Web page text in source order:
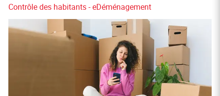
Contrôle des habitants - eDéménagement